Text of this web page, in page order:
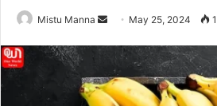
Mistu Manna
d
a
May 25, 2024